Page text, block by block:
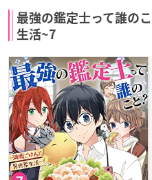
最強の鑑定士って誰の
生活~7